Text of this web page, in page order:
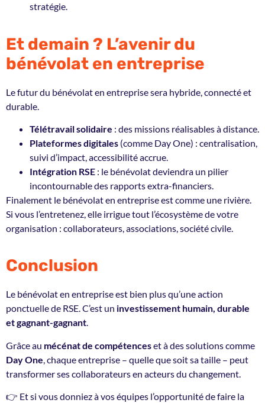
stratégie.
Et demain ? L’avenir du
bénévolat en entreprise
Le futur du bénévolat en entreprise sera hybride, connecté et
durable.
Télétravail solidaire : des missions réalisables à distance.
Plateformes digitales (comme Day One) : centralisation,
suivi d’impact, accessibilité accrue.
Intégration RSE : le bénévolat deviendra un pilier
incontournable des rapports extra-financiers.
Finalement le bénévolat en entreprise est comme une rivière.
Si vous l’entretenez, elle irrigue tout l’écosystème de votre
organisation : collaborateurs, associations, société civile.
Conclusion
Le bénévolat en entreprise est bien plus qu’une action
ponctuelle de RSE. C’est un investissement humain, durable
et gagnant-gagnant.
Grâce au mécénat de compétenceset à des solutions comme
Day One , chaque entreprise – quelle que soit sa taille – peut
transformer ses collaborateurs en acteurs du changement.
👉 Et si vous donniez à vos équipes l’opportunité de faire la